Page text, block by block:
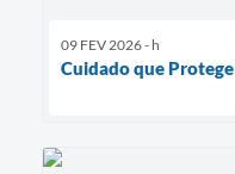
09 FEV 2026 - h
Cuidado que Protege